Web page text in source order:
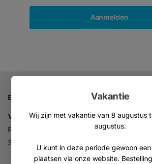
Vakantie
Wij zijn met vakantie van 8 augustus
augustus.
U kunt in deze periode gewoon
plaatsen via onze website.
Aanmelden
Bedrijfsgegevens
Vitabron
Ravelijn 52
3905NV Veenendaal